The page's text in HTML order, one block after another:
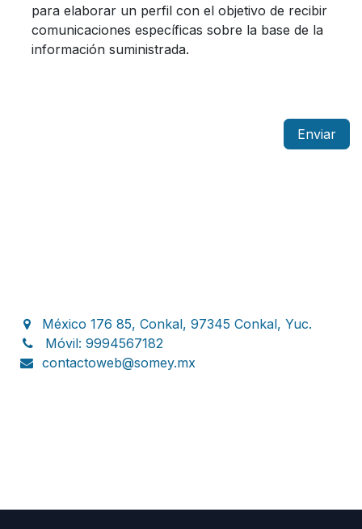
para elaborar un perfil con el objetivo de recibir
comunicaciones específicas sobre la base de la
información suministrada.
Enviar
México 176 85, Conkal, 97345 Conkal, Yuc.
Móvil: 9994567182
contactoweb@somey.mx